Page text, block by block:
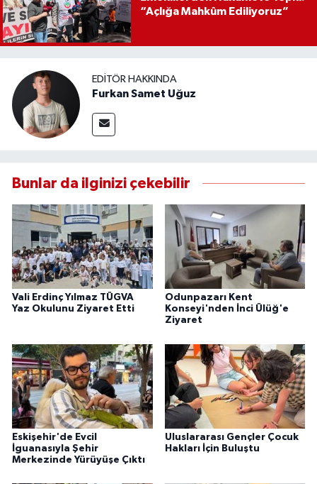
“Açlığa Mahkûm Ediliyoruz”
EDITÖR HAKKINDA
Furkan Samet Uğuz
Bunlar da ilginizi çekebilir
Vali Erdinç Yılmaz TÜGVA
Yaz Okulunu Ziyaret Etti
Odunpazarı Kent
Konseyi'nden İnci Ülüğ'e
Ziyaret
Eskişehir'de Evcil
İguanasıyla Şehir
Merkezinde Yürüyüşe Çıktı
Uluslararası Gençler Çocuk
Hakları İçin Buluştu